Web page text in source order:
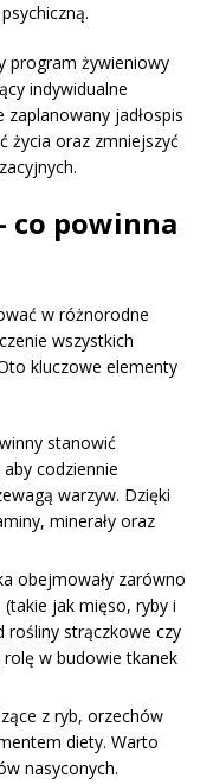
program żywieniowy
indywidualne
zaplanowany jadłospis
życia oraz zmniejszyć
co powinna
w różnorodne
wszystkich
kluczowe elementy
stanowić
codziennie
warzyw. Dzięki
minerały oraz
obejmowały zarówno
jak mięso, ryby i
rośliny strączkowe czy
rolę w budowie tkanek
z ryb, orzechów
diety. Warto
nasyconych.